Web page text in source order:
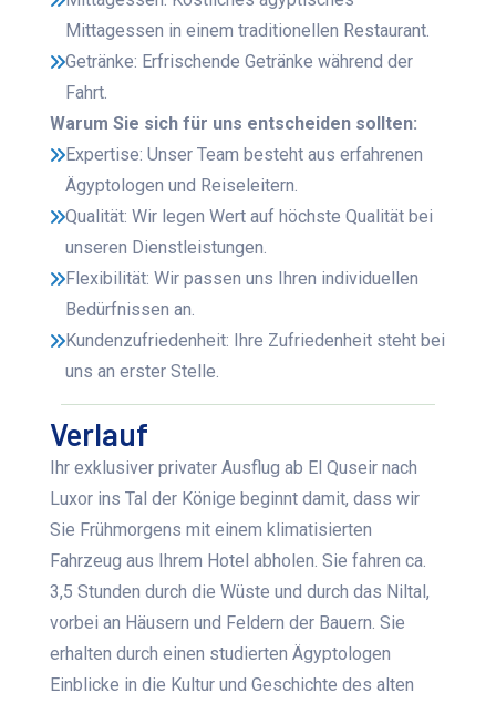
Mittagessen in einem traditionellen Restaurant.
Getränke: Erfrischende Getränke während der
Fahrt.
Warum Sie sich für uns entscheiden sollten:
Expertise: Unser Team besteht aus erfahrenen
Ägyptologen und Reiseleitern.
Qualität: Wir legen Wert auf höchste Qualität bei
unseren Dienstleistungen.
Flexibilität: Wir passen uns Ihren individuellen
Bedürfnissen an.
Kundenzufriedenheit: Ihre Zufriedenheit steht bei
uns an erster Stelle.
Verlauf
Ihr exklusiver privater Ausflug ab El Quseir nach
Luxor ins Tal der Könige beginnt damit, dass wir
Sie Frühmorgens mit einem klimatisierten
Fahrzeug aus Ihrem Hotel abholen. Sie fahren ca.
3,5 Stunden durch die Wüste und durch das Niltal,
vorbei an Häusern und Feldern der Bauern. Sie
erhalten durch einen studierten Ägyptologen
Einblicke in die Kultur und Geschichte des alten